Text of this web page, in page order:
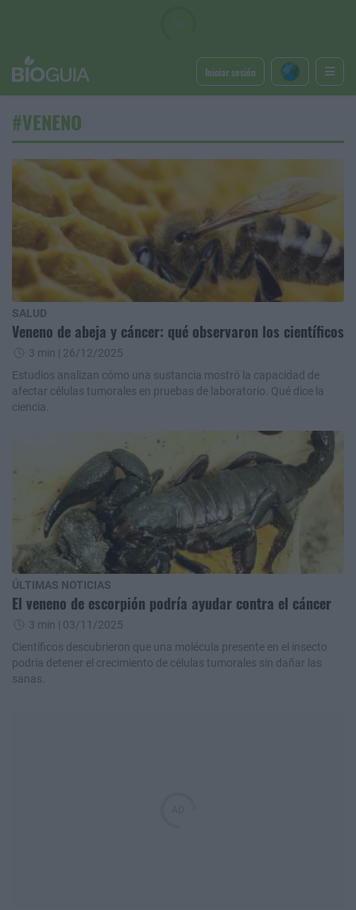
Iniciar sesión
#VENENO
SALUD
Veneno de abeja y cáncer: qué observaron los científicos
3 min | 26/12/2025
Estudios analizan cómo una sustancia mostró la capacidad de
afectar células tumorales en pruebas de laboratorio. Qué dice la
ciencia.
ÚLTIMAS NOTICIAS
El veneno de escorpión podría ayudar contra el cáncer
3 min | 03/11/2025
Científicos descubrieron que una molécula presente en el insecto
podría detener el crecimiento de células tumorales sin dañar las
sanas.